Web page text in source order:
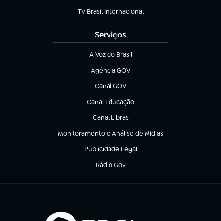
TV Brasil Internacional
(abre em nova aba)
Serviços
A Voz do Brasil
(abre em nova aba)
Agência GOV
(abre em nova aba)
Canal GOV
(abre em nova aba)
Canal Educação
(abre em nova aba)
Canal Libras
(abre em nova aba)
Monitoramento e Análise de Mídias
(abre em nova aba)
Publicidade Legal
(abre em nova aba)
Rádio Gov
(abre em nova aba)